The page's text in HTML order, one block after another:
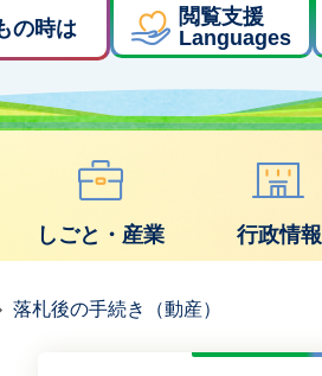
の時は
閲覧支援
Languages
しごと・産業 行政情報
落札後の手続き（動産）